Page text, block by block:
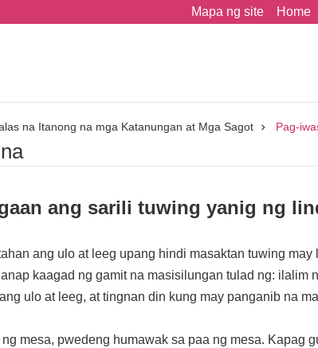
Mapa ng site Home
na Itanong na mga Katanungan at Mga Sagot Pag-
ang sarili tuwing yanig ng
ang ulo at leeg upang hindi masaktan tuwing
kaagad ng gamit na masisilungan tulad ng:
ulo at leeg, at tingnan din kung may panganib na
mesa, pwedeng humawak sa paa ng mesa. Kapag